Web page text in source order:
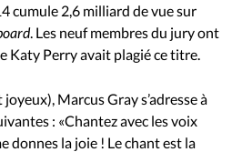
cumule 2,6 milliard de vue sur
. Les neuf membres du jury ont
Katy Perry avait plagié ce titre.
Marcus Gray s’adresse à
: «Chantez avec les voix
donnes la joie ! Le chant est la